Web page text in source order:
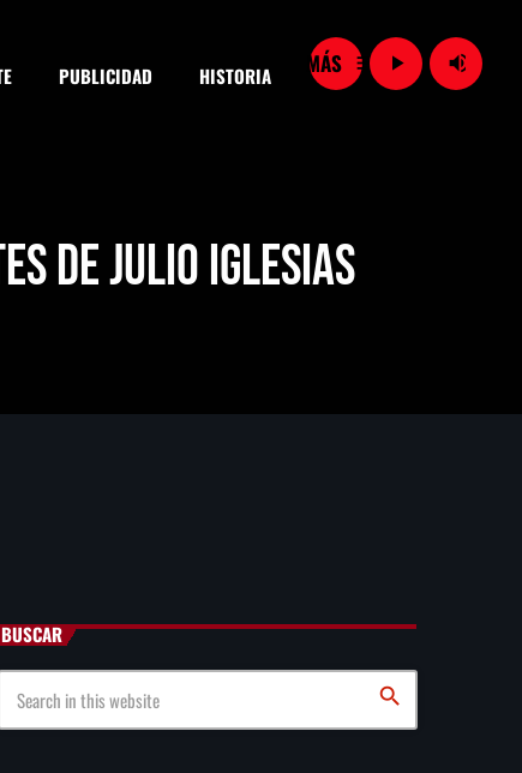
PUBLICIDAD HISTORIA menu play_arrow volume_up
allana el nombramiento de Todd Blanche como
general de EE.UU.
de Julio Iglesias
BUSCAR
search